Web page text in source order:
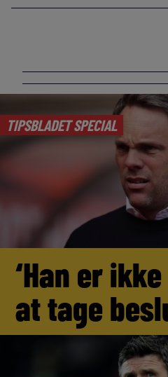
TIPSBLADET SPECIAL
‘Han er
at tage